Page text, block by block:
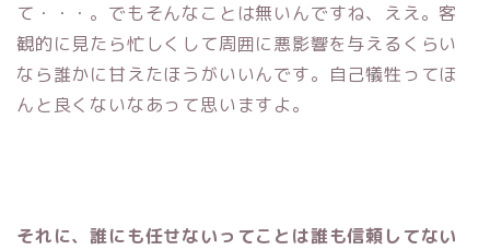
て・・・。でもそんなことは無いんですね、ええ。客
観的に見たら忙しくして周囲に悪影響を与えるくらい
なら誰かに甘えたほうがいいんです。自己犠牲ってほ
んと良くないなあって思いますよ。
それに、誰にも任せないってことは誰も信頼してない